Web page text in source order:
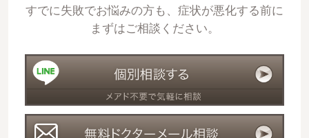
すでに失敗でお悩みの方も、症状が悪化する前に
まずはご相談ください。